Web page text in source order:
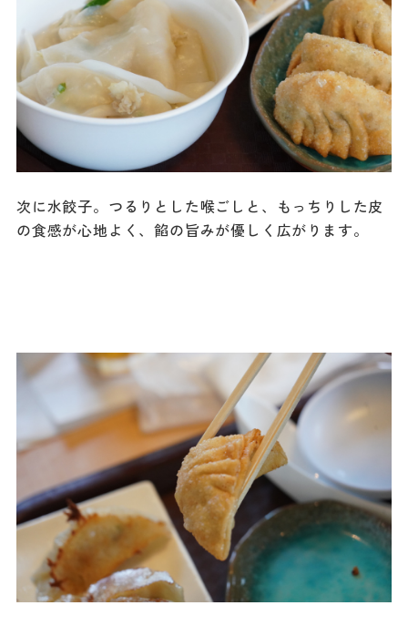
次に水餃子。つるりとした喉ごしと、もっちりした皮
の食感が心地よく、餡の旨みが優しく広がります。